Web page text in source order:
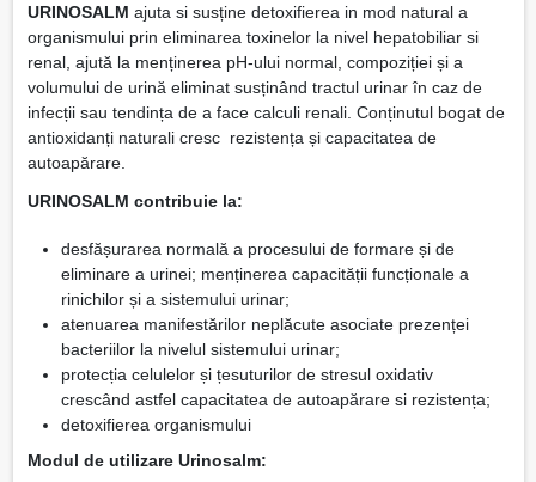
URINOSALM ajuta si susține detoxifierea in mod natural a
organismului prin eliminarea toxinelor la nivel hepatobiliar si
renal, ajută la menținerea pH-ului normal, compoziției și a
volumului de urină eliminat susținând tractul urinar în caz de
infecții sau tendința de a face calculi renali. Conținutul bogat de
antioxidanți naturali cresc rezistența și capacitatea de
autoapărare.
URINOSALM contribuie la:
desfășurarea normală a procesului de formare și de
eliminare a urinei; menținerea capacității funcționale a
rinichilor și a sistemului urinar;
atenuarea manifestărilor neplăcute asociate prezenței
bacteriilor la nivelul sistemului urinar;
protecția celulelor și țesuturilor de stresul oxidativ
crescând astfel capacitatea de autoapărare si rezistența;
detoxifierea organismului
Modul de utilizare Urinosalm: